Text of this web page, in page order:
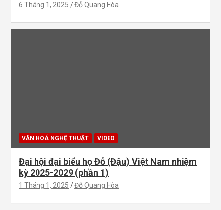
6 Tháng 1, 2025 Đỗ Quang Hòa
VĂN HOÁ NGHỆ THUẬT VIDEO
Đại hội đại biểu họ Đỗ (Đậu) Việt Nam nhiệm
kỳ 2025-2029 (phần 1)
1 Tháng 1, 2025 Đỗ Quang Hòa